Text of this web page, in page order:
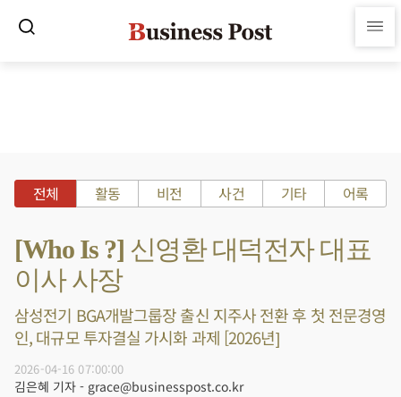
전체 활동 비전 사건 기타 어록
[Who Is ?] 신영환 대덕전자 대표
이사 사장
삼성전기 BGA개발그룹장 출신 지주사 전환 후 첫 전문경영
인, 대규모 투자결실 가시화 과제 [2026년]
2026-04-16 07:00:00
김은혜 기자 - grace@businesspost.co.kr